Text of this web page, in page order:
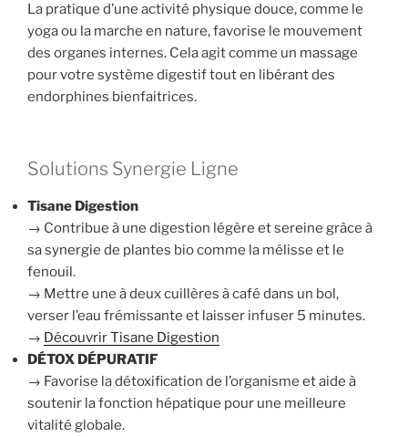
La pratique d’une activité physique douce, comme le
yoga ou la marche en nature, favorise le mouvement
des organes internes. Cela agit comme un massage
pour votre système digestif tout en libérant des
endorphines bienfaitrices.
Solutions Synergie Ligne
Tisane Digestion
→ Contribue à une digestion légère et sereine grâce à
sa synergie de plantes bio comme la mélisse et le
fenouil.
→ Mettre une à deux cuillères à café dans un bol,
verser l’eau frémissante et laisser infuser 5 minutes.
→ Découvrir Tisane Digestion
DÉTOX DÉPURATIF
→ Favorise la détoxification de l’organisme et aide à
soutenir la fonction hépatique pour une meilleure
vitalité globale.